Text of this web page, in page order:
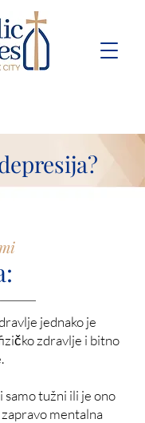
jednako je
zdravlje i bitno
samo tužni ili je ono
mentalna